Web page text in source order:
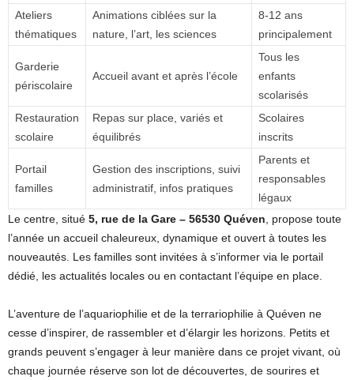
Ateliers
thématiques
Animations ciblées sur la
nature, l’art, les sciences
8-12 ans
principalement
Garderie
périscolaire
Accueil avant et après l’école
Tous les
enfants
scolarisés
Restauration
scolaire
Repas sur place, variés et
équilibrés
Scolaires
inscrits
Portail
familles
Gestion des inscriptions, suivi
administratif, infos pratiques
Parents et
responsables
légaux
Le centre, situé 5, rue de la Gare – 56530 Quéven, propose toute
l’année un accueil chaleureux, dynamique et ouvert à toutes les
nouveautés. Les familles sont invitées à s’informer via le portail
dédié, les actualités locales ou en contactant l’équipe en place.
L’aventure de l’aquariophilie et de la terrariophilie à Quéven ne
cesse d’inspirer, de rassembler et d’élargir les horizons. Petits et
grands peuvent s’engager à leur manière dans ce projet vivant, où
chaque journée réserve son lot de découvertes, de sourires et